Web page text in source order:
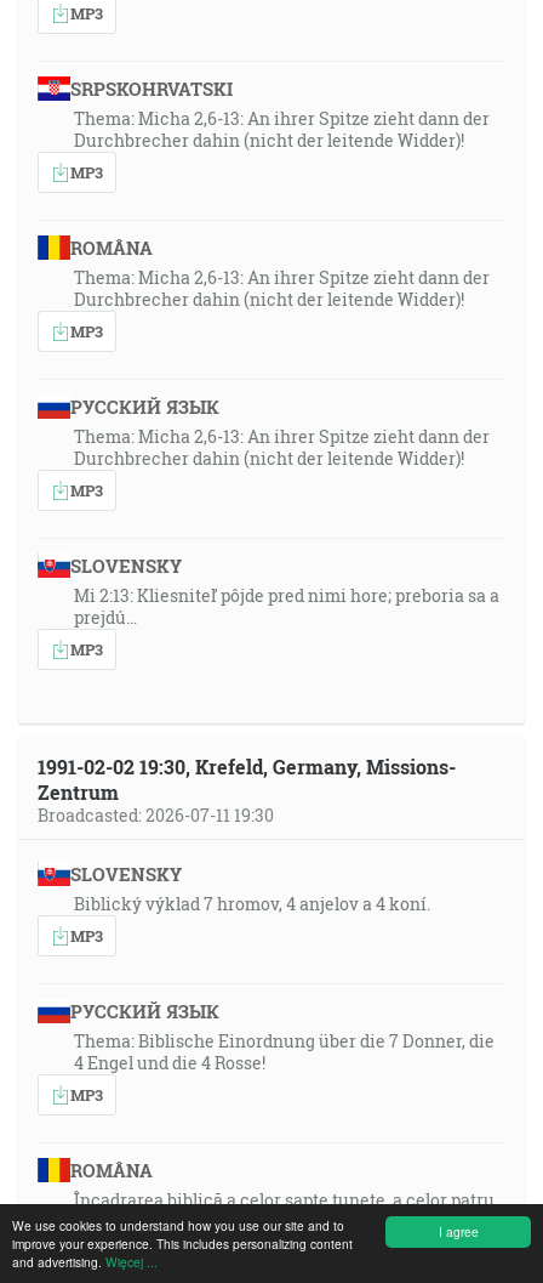
I agree
We use cookies to understand how you use our site and to
improve your experience. This includes personalizing content
and advertising. Więcej ...
MP3
SRPSKOHRVATSKI
Thema: Micha 2,6-13: An ihrer Spitze zieht dann der
Durchbrecher dahin (nicht der leitende Widder)!
MP3
ROMÂNA
Thema: Micha 2,6-13: An ihrer Spitze zieht dann der
Durchbrecher dahin (nicht der leitende Widder)!
MP3
РУССКИЙ ЯЗЫК
Thema: Micha 2,6-13: An ihrer Spitze zieht dann der
Durchbrecher dahin (nicht der leitende Widder)!
MP3
SLOVENSKY
Mi 2:13: Kliesniteľ pôjde pred nimi hore; preboria sa a
prejdú…
MP3
1991-02-02 19:30, Krefeld, Germany, Missions-
Zentrum
Broadcasted: 2026-07-11 19:30
SLOVENSKY
Biblický výklad 7 hromov, 4 anjelov a 4 koní.
MP3
РУССКИЙ ЯЗЫК
Thema: Biblische Einordnung über die 7 Donner, die
4 Engel und die 4 Rosse!
MP3
ROMÂNA
Încadrarea biblică a celor șapte tunete, a celor patru
îngeri și a celor patru cai!
MP3